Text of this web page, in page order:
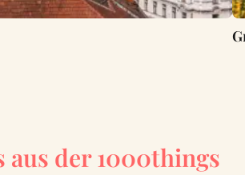
aus der 1000things